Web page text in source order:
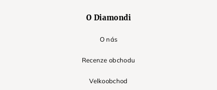
O Diamondi
O nás
Recenze obchodu
Velkoobchod